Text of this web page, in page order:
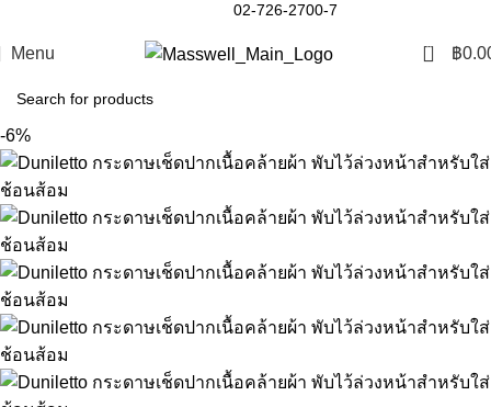
02-726-2700-7
Menu 0 ฿
-6%